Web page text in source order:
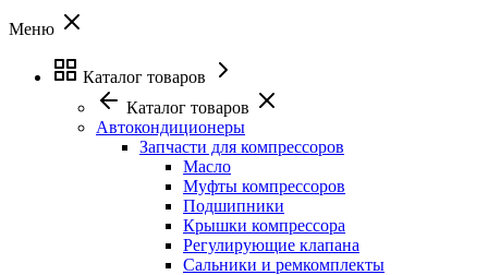
Меню
Каталог товаров
Каталог товаров
Автокондиционеры
Запчасти для компрессоров
Масло
Муфты компрессоров
Подшипники
Крышки компрессора
Регулирующие клапана
Сальники и ремкомплекты